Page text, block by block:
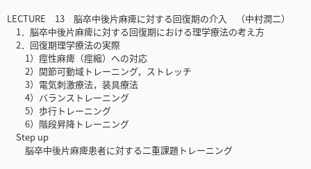
LECTURE 13 脳卒中後片麻痺に対する回復期の介入 （中村潤二）
1．脳卒中後片麻痺に対する回復期における理学療法の考え方
2．回復期理学療法の実際
1）痙性麻痺（痙縮）への対応
2）関節可動域トレーニング，ストレッチ
3）電気刺激療法，装具療法
4）バランストレーニング
5）歩行トレーニング
6）階段昇降トレーニング
Step up
脳卒中後片麻痺患者に対する二重課題トレーニング